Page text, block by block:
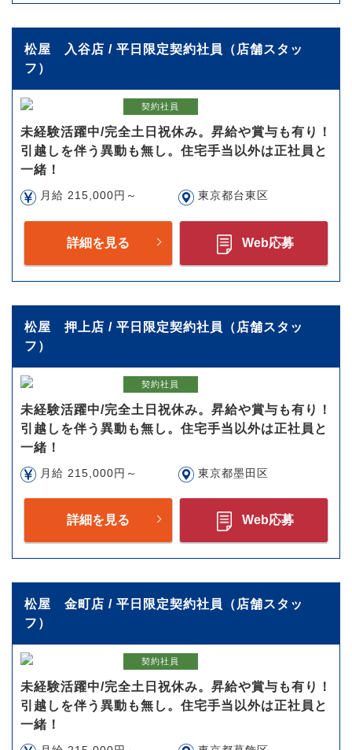
松屋 入谷店 / 平日限定契約社員（店舗スタッ
フ）
契約社員
未経験活躍中/完全土日祝休み。昇給や賞与も有り！
引越しを伴う異動も無し。住宅手当以外は正社員と
一緒！
月給 215,000円～ 東京都台東区
詳細を見る Web応募
松屋 押上店 / 平日限定契約社員（店舗スタッ
フ）
契約社員
未経験活躍中/完全土日祝休み。昇給や賞与も有り！
引越しを伴う異動も無し。住宅手当以外は正社員と
一緒！
月給 215,000円～ 東京都墨田区
詳細を見る Web応募
松屋 金町店 / 平日限定契約社員（店舗スタッ
フ）
契約社員
未経験活躍中/完全土日祝休み。昇給や賞与も有り！
引越しを伴う異動も無し。住宅手当以外は正社員と
一緒！